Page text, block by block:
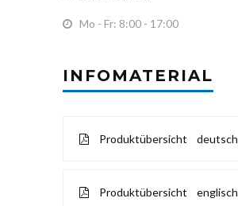
Mo - Fr: 8:00 - 17:00
INFOMATERIAL
Produktübersicht deutsch
Produktübersicht englisch